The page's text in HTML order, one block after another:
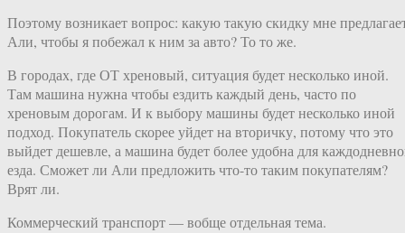
Поэтому возникает вопрос: какую такую скидку мне
Али, чтобы я побежал к ним за авто? То то же.
В городах, где ОТ хреновый, ситуация будет несколько иной.
Там машина нужна чтобы ездить каждый день, часто по
хреновым дорогам. И к выбору машины будет несколько иной
подход. Покупатель скорее уйдет на вторичку, потому что это
выйдет дешевле, а машина будет более удобна для
езда. Сможет ли Али предложить что-то таким покупателям?
Врят ли.
Коммерческий транспорт — вобще отдельная тема.